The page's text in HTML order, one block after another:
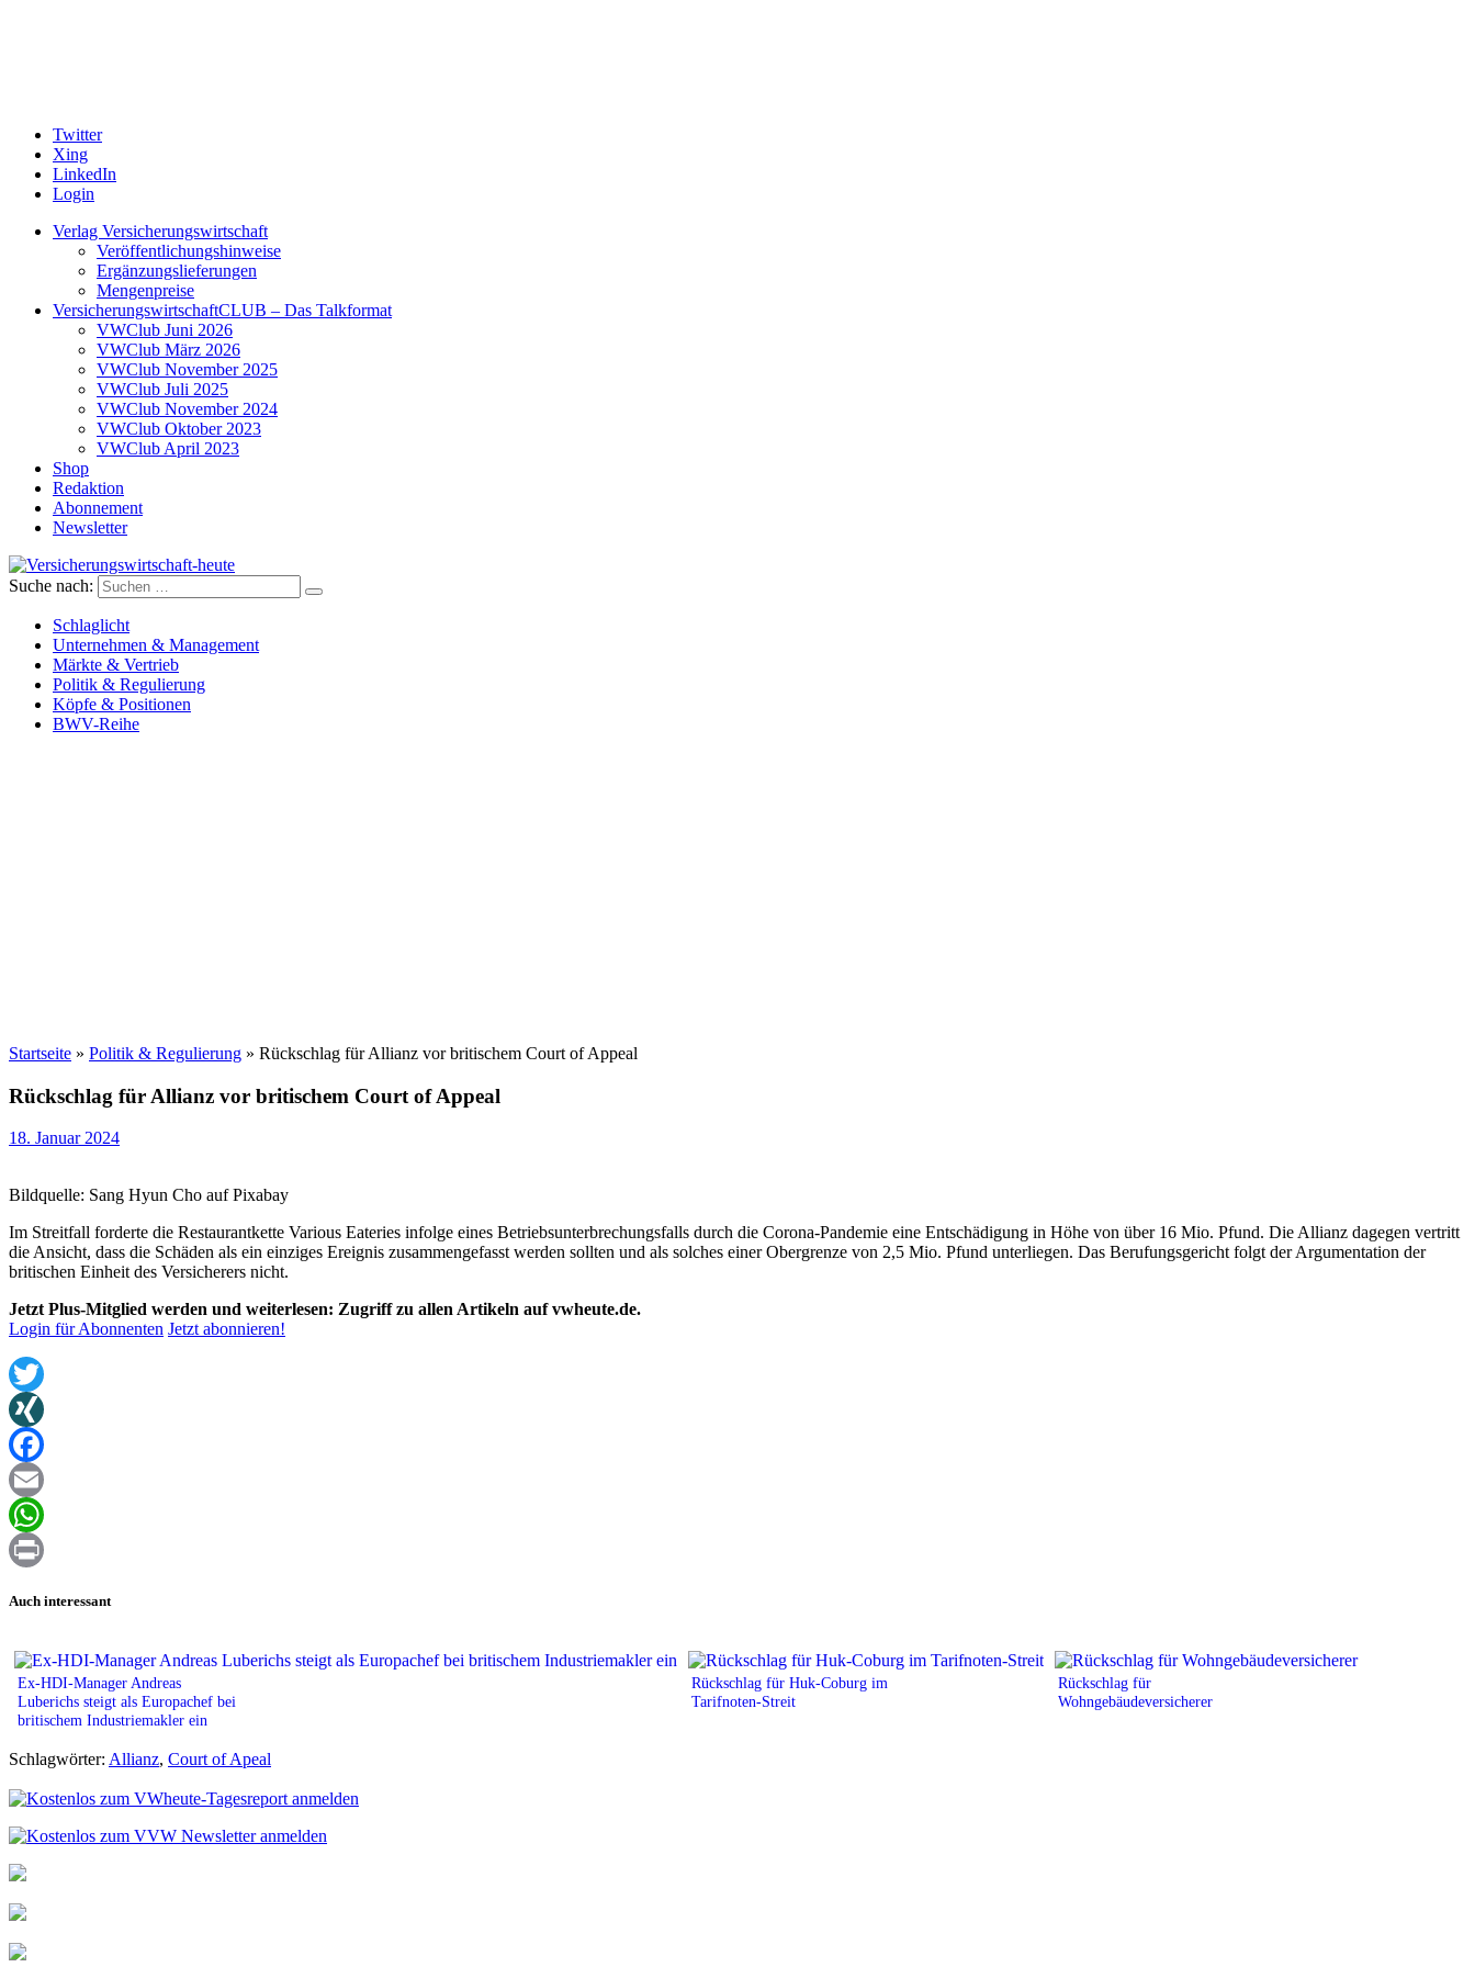
Twitter
Xing
LinkedIn
Login
Verlag Versicherungswirtschaft
Veröffentlichungshinweise
Ergänzungslieferungen
Mengenpreise
VersicherungswirtschaftCLUB – Das Talkformat
VWClub Juni 2026
VWClub März 2026
VWClub November 2025
VWClub Juli 2025
VWClub November 2024
VWClub Oktober 2023
VWClub April 2023
Shop
Redaktion
Abonnement
Newsletter
Versicherungswirtschaft-heute
Suche nach:
Schlaglicht
Unternehmen & Management
Märkte & Vertrieb
Politik & Regulierung
Köpfe & Positionen
BWV-Reihe
Startseite » Politik & Regulierung » Rückschlag für Allianz vor britischem Court of Appeal
Rückschlag für Allianz vor britischem Court of Appeal
18. Januar 2024
Bildquelle: Sang Hyun Cho auf Pixabay
Im Streitfall forderte die Restaurantkette Various Eateries infolge eines Betriebsunterbrechungsfalls durch die Corona-Pandemie eine Entschädigung in Höhe von über 16 Mio. Pfund. Die Allianz dagegen vertritt
die Ansicht, dass die Schäden als ein einziges Ereignis zusammengefasst werden sollten und als solches einer Obergrenze von 2,5 Mio. Pfund unterliegen. Das Berufungsgericht folgt der Argumentation der
britischen Einheit des Versicherers nicht.
Jetzt Plus-Mitglied werden und weiterlesen: Zugriff zu allen Artikeln auf vwheute.de.
Login für Abonnenten Jetzt abonnieren!
Twitter
XING
Facebook
Email
WhatsApp
Auch interessant
Ex-HDI-Manager Andreas
Luberichs steigt als Europachef bei
britischem Industriemakler ein
Rückschlag für Huk-Coburg im
Tarifnoten-Streit
Rückschlag für
Wohngebäudeversicherer
Schlagwörter: Allianz, Court of Apeal